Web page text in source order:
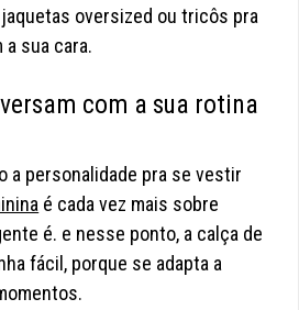
jaquetas oversized ou tricôs pra
sua cara.
com a sua rotina
a personalidade pra se vestir
é cada vez mais sobre
é. e nesse ponto, a calça de
fácil, porque se adapta a